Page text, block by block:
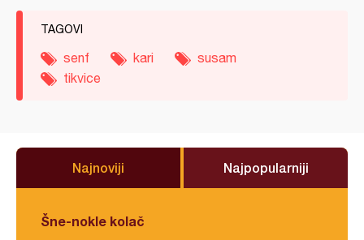
TAGOVI
senf kari
susam
tikvice
Najnoviji Najpopularniji
Šne-nokle kolač